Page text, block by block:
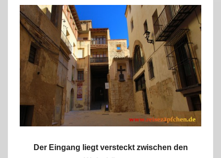
Der Eingang liegt versteckt zwischen den